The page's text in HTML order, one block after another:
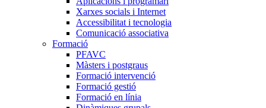
Xarxes socials i Internet
Accessibilitat i tecnologia
Comunicació associativa
Formació
PFAVC
Màsters i postgraus
Formació intervenció
Formació gestió
Formació en línia